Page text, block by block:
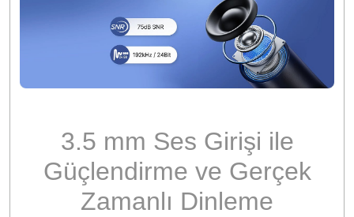
3.5 mm Ses Girişi ile
Güçlendirme ve Gerçek
Zamanlı Dinleme